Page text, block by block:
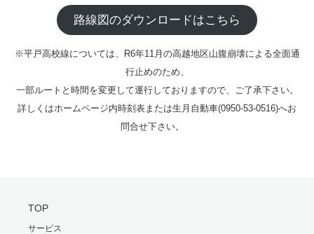
路線図のダウンロードはこちら
※平戸高校線については、R6年11月の高越地区山腹崩壊による全面通
行止めのため、
一部ルートと時間を変更して運行しておりますので、ご了承下さい。
詳しくはホームページ内時刻表または生月自動車(0950-53-0516)へお
問合せ下さい。
TOP
サービス